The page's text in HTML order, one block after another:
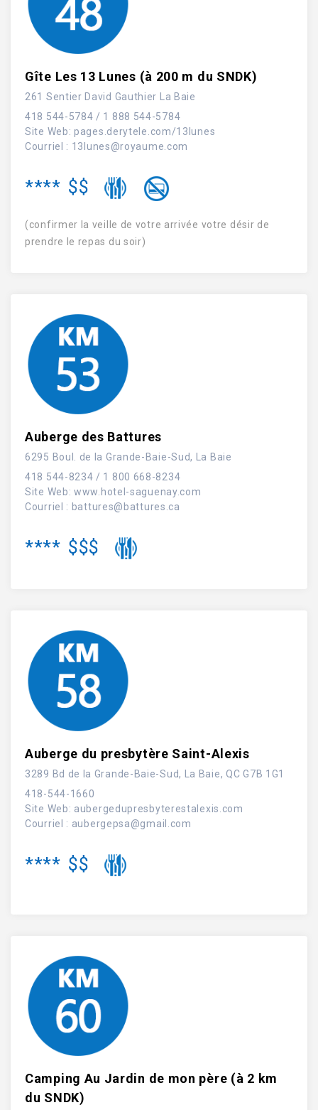
Gîte Les 13 Lunes (à 200 m du SNDK)
261 Sentier David Gauthier La Baie
418 544-5784 / 1 888 544-5784
Site Web: pages.derytele.com/13lunes
Courriel : 13lunes@royaume.com
**** $$
(confirmer la veille de votre arrivée votre désir de
prendre le repas du soir)
Auberge des Battures
6295 Boul. de la Grande-Baie-Sud, La Baie
418 544-8234 / 1 800 668-8234
Site Web: www.hotel-saguenay.com
Courriel : battures@battures.ca
**** $$$
Auberge du presbytère Saint-Alexis
3289 Bd de la Grande-Baie-Sud, La Baie, QC G7B 1G1
418-544-1660
Site Web: aubergedupresbyterestalexis.com
Courriel : aubergepsa@gmail.com
**** $$
Camping Au Jardin de mon père (à 2 km
du SNDK)